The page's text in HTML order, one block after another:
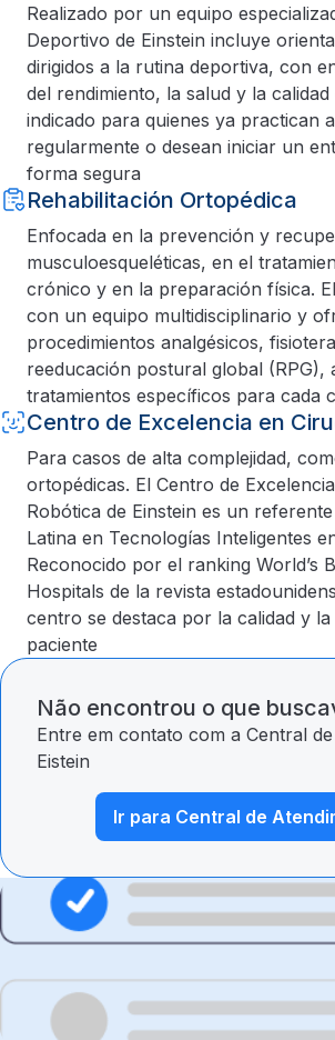
Realizado por un equipo
Deportivo de Einstein incluye
dirigidos a la rutina deportiva, con
del rendimiento, la salud y la calidad
indicado para quienes ya practican
regularmente o desean iniciar un
forma segura
Rehabilitación Ortopédica
Enfocada en la prevención y
musculoesqueléticas, en el
crónico y en la preparación física.
con un equipo multidisciplinario y
procedimientos analgésicos,
reeducación postural global (RPG),
tratamientos específicos para cada
Centro de Excelencia en
Para casos de alta complejidad,
ortopédicas. El Centro de
Robótica de Einstein es un
Latina en Tecnologías Inteligentes
Reconocido por el ranking World’s
Hospitals de la revista
centro se destaca por la calidad y la
paciente
Não encontrou o que
Entre em contato com a Central
Eistein
Ir para Central de